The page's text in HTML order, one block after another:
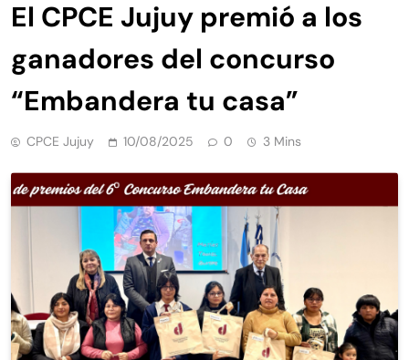
El CPCE Jujuy premió a los
ganadores del concurso
“Embandera tu casa”
CPCE Jujuy 10/08/2025 0 3 Mins